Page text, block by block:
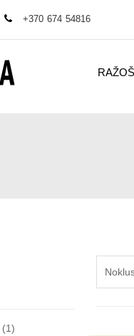
+370 674 54816
(1)